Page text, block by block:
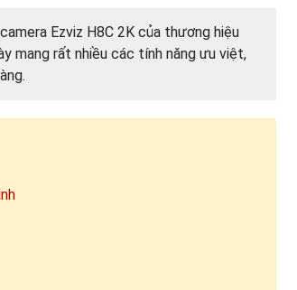
Ezviz H8C 2K của thương hiệu
mang rất nhiều các tính năng ưu việt,